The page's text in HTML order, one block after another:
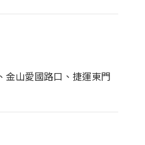
金山愛國路口、捷運東門